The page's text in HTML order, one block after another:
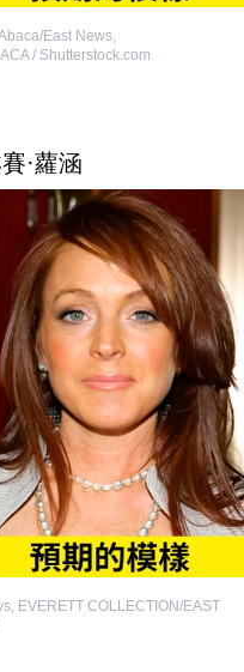
East News,
/ Shutterstock.com
·蘿涵
, EVERETT COLLECTION/EAST